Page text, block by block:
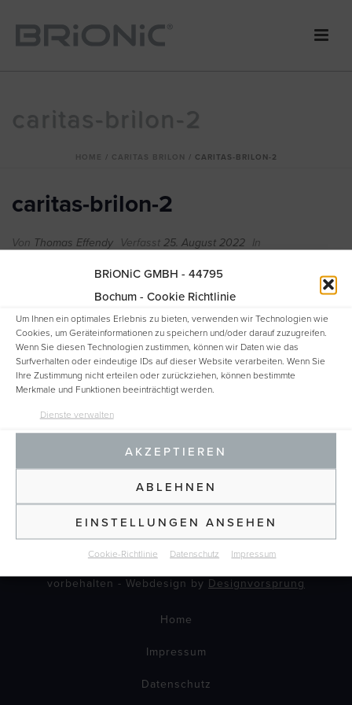
BRiONiC GMBH - 44795
Bochum - Cookie Richtlinie
Um Ihnen ein optimales Erlebnis zu bieten, verwenden wir Technologien wie
Cookies, um Geräteinformationen zu speichern und/oder darauf zuzugreifen.
Wenn Sie diesen Technologien zustimmen, können wir Daten wie das
Surfverhalten oder eindeutige IDs auf dieser Website verarbeiten. Wenn Sie
Ihre Zustimmung nicht erteilen oder zurückziehen, können bestimmte
Merkmale und Funktionen beeinträchtigt werden.
Dienste verwalten
AKZEPTIEREN
ABLEHNEN
EINSTELLUNGEN ANSEHEN
Cookie-Richtlinie Datenschutz Impressum
HOME / CARITAS BRILON / CARITAS-BRILON-2
caritas-brilon-2
Von Thomas Effendy Verfasst25. August 2022 In
vorbehalten - Webdesign by Designvorsprung
Home
Impressum
Datenschutz